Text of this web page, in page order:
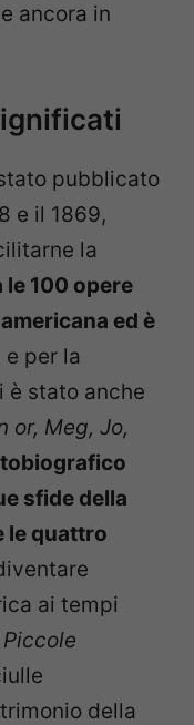
ancora in
pubblicato
e il 1869,
la
100 opere
ed è
e per la
è stato anche
or, Meg, Jo,
sfide della
le quattro
ai tempi
Piccole
della